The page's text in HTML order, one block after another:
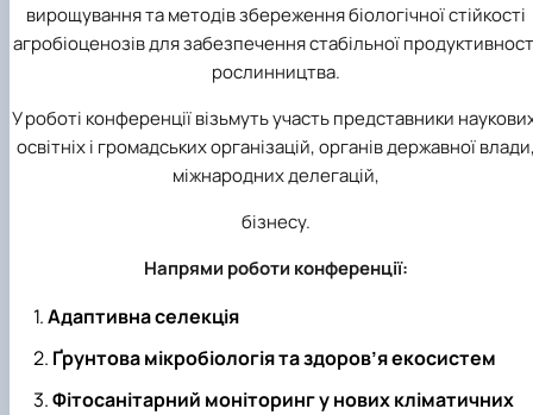
вирощування та методів збереження біологічної стійкості
агробіоценозів для забезпечення стабільної
рослинництва.
У роботі конференції візьмуть участь представники
освітніх і громадських організацій, органів державної
міжнародних делегацій,
бізнесу.
Напрями роботи конференції:
Адаптивна селекція
Ґрунтова мікробіологія та здоров’я екосистем
Фітосанітарний моніторинг у нових кліматичних